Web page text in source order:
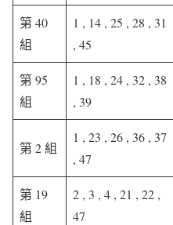
第 40
組
1 , 14 , 25 , 28 , 31
, 45
第 95
組
1 , 18 , 24 , 32 , 38
, 39
第 2 組
1 , 23 , 26 , 36 , 37
, 47
第 19
組
2 , 3 , 4 , 21 , 22 ,
47